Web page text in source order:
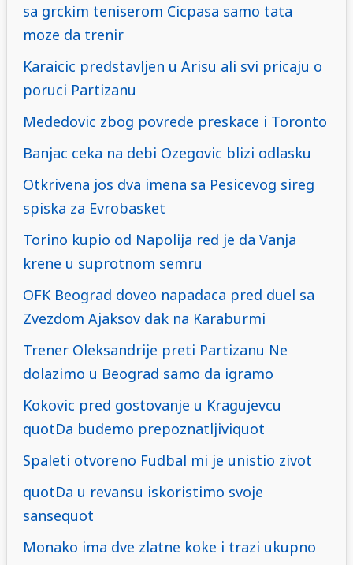
sa grckim teniserom Cicpasa samo tata
moze da trenir
Karaicic predstavljen u Arisu ali svi pricaju o
poruci Partizanu
Mededovic zbog povrede preskace i Toronto
Banjac ceka na debi Ozegovic blizi odlasku
Otkrivena jos dva imena sa Pesicevog sireg
spiska za Evrobasket
Torino kupio od Napolija red je da Vanja
krene u suprotnom semru
OFK Beograd doveo napadaca pred duel sa
Zvezdom Ajaksov dak na Karaburmi
Trener Oleksandrije preti Partizanu Ne
dolazimo u Beograd samo da igramo
Kokovic pred gostovanje u Kragujevcu
quotDa budemo prepoznatljiviquot
Spaleti otvoreno Fudbal mi je unistio zivot
quotDa u revansu iskoristimo svoje
sansequot
Monako ima dve zlatne koke i trazi ukupno